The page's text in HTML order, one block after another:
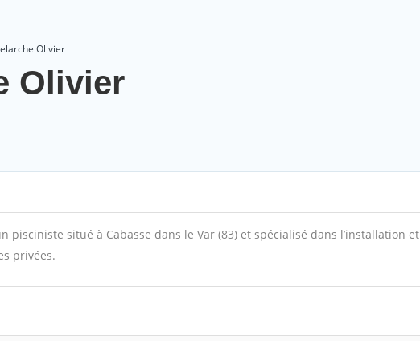
Olivier
Olivier
pisciniste situé à Cabasse dans le Var (83) et spécialisé dans l’installation et
privées.